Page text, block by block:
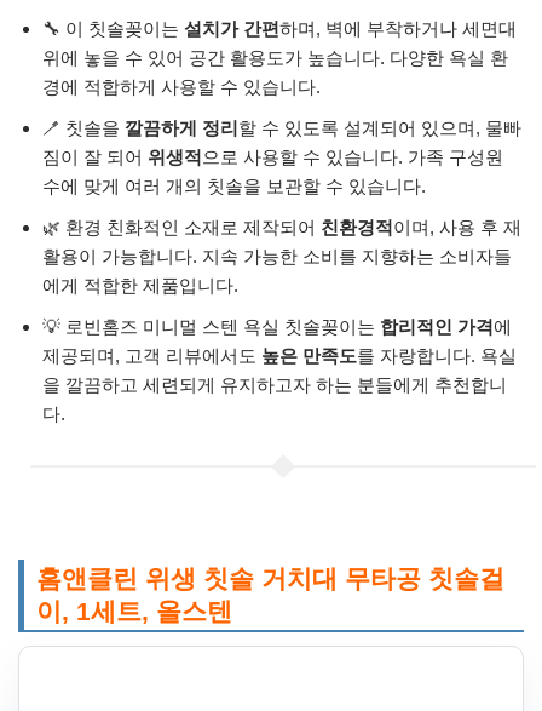
🔧 이 칫솔꽂이는 설치가 간편하며, 벽에 부착하거나 세면대
위에 놓을 수 있어 공간 활용도가 높습니다. 다양한 욕실 환
경에 적합하게 사용할 수 있습니다.
🪥 칫솔을 깔끔하게 정리할 수 있도록 설계되어 있으며, 물빠
짐이 잘 되어 위생적 으로 사용할 수 있습니다. 가족 구성원
수에 맞게 여러 개의 칫솔을 보관할 수 있습니다.
🌿 환경 친화적인 소재로 제작되어 친환경적이며, 사용 후 재
활용이 가능합니다. 지속 가능한 소비를 지향하는 소비자들
에게 적합한 제품입니다.
💡 로빈홈즈 미니멀 스텐 욕실 칫솔꽂이는 합리적인 가격에
제공되며, 고객 리뷰에서도 높은 만족도를 자랑합니다. 욕실
을 깔끔하고 세련되게 유지하고자 하는 분들에게 추천합니
다.
홈앤클린 위생 칫솔 거치대 무타공 칫솔걸
이, 1세트, 올스텐